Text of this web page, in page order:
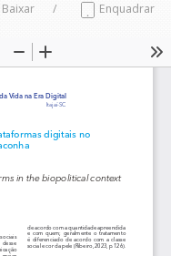
Baixar Enquadrar